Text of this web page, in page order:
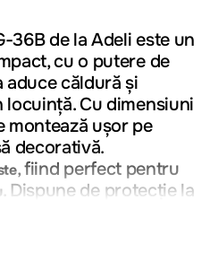
36B de la Adeli este un
cu o putere de
aduce căldură și
Cu dimensiuni
montează ușor pe
decorativă.
, fiind perfect pentru
. Dispune de protecție la